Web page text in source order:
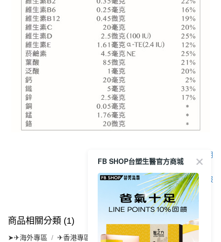
顯示電腦版詳細說明
客服
商品相關分類 (1)
➤✈海外專區 ✈香港專區✈
FB SHOP台塑生醫官方商城